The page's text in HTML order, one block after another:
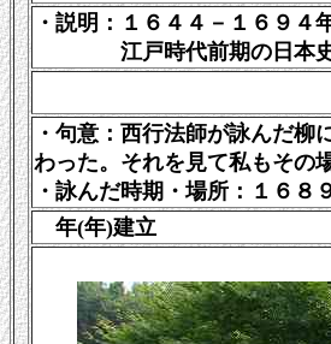
・説明： １６４４－１６９
江戸時代前期の日本史
・句意：西行法師が詠んだ
わった。それを見て私もその
・ 詠んだ時期・場所：１６８
年(年)建立